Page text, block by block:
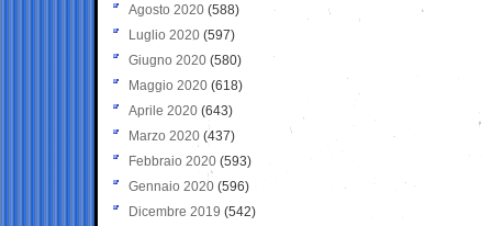
Agosto 2020 (588)
Luglio 2020 (597)
Giugno 2020 (580)
Maggio 2020 (618)
Aprile 2020 (643)
Marzo 2020 (437)
Febbraio 2020 (593)
Gennaio 2020 (596)
Dicembre 2019 (542)